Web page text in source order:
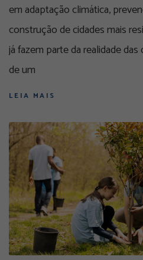
em adaptação climática,
construção de cidades mais
já fazem parte da realidade
de um
LEIA MAIS